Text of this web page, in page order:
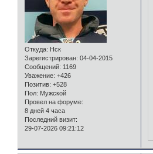
Откуда: Нск
Зарегистрирован: 04-04-2015
Сообщений: 1169
Уважение: +426
Позитив: +528
Пол: Мужской
Провел на форуме:
8 дней 4 часа
Последний визит:
29-07-2026 09:21:12